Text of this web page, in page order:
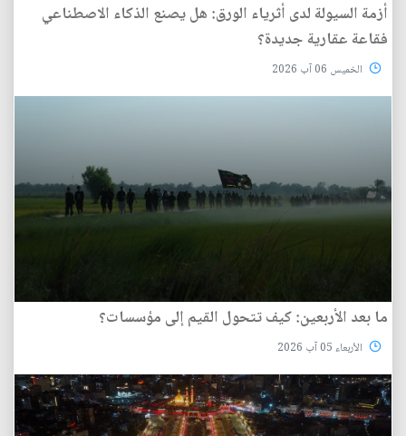
أزمة السيولة لدى أثرياء الورق: هل يصنع الذكاء الاصطناعي
فقاعة عقارية جديدة؟
الخميس 06 آب 2026
ما بعد الأربعين: كيف تتحول القيم إلى مؤسسات؟
الأربعاء 05 آب 2026